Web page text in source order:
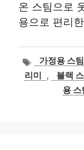
온 스팀으로
용으로 편리
태
그
가정용 스
리미
, 블랙
용 스